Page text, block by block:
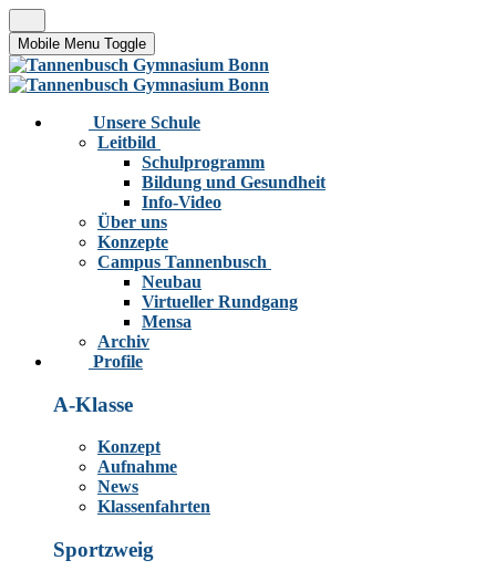
Mobile Menu Toggle
Unsere Schule
Leitbild
Schulprogramm
Bildung und Gesundheit
Info-Video
Über uns
Konzepte
Campus Tannenbusch
Neubau
Virtueller Rundgang
Mensa
Archiv
Profile
A-Klasse
Konzept
Aufnahme
News
Klassenfahrten
Sportzweig